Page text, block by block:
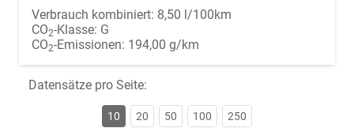
Verbrauch kombiniert: 8,50 l/100km
CO2-Klasse: G
CO2-Emissionen: 194,00 g/km
Datensätze pro Seite:
10 20 50 100 250